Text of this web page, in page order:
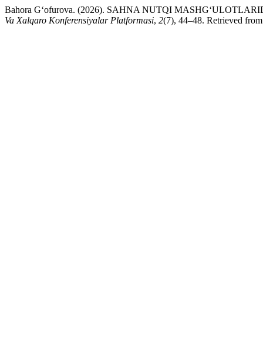
Bahora G‘ofurova. (2026). SAHNA NUTQI
Va Xalqaro Konferensiyalar Platformasi, 2(7), 44–48. Retrieved